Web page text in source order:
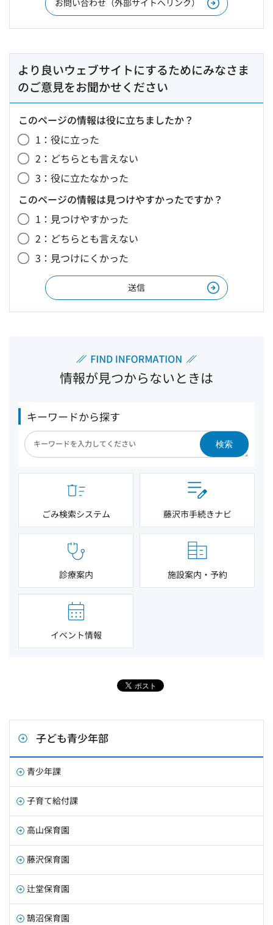
より良いウェブサイトにするためにみなさま
のご意見をお聞かせください
このページの情報は役に立ちましたか？
1：役に立った
2：どちらとも言えない
3：役に立たなかった
このページの情報は見つけやすかったですか？
1：見つけやすかった
2：どちらとも言えない
3：見つけにくかった
情報が見つからないときは
キーワードから探す
検索
ごみ検索システム 藤沢市手続きナビ
診療案内 施設案内・予約
イベント情報
子ども青少年部
青少年課
子育て給付課
高山保育園
藤沢保育園
辻堂保育園
鵠沼保育園